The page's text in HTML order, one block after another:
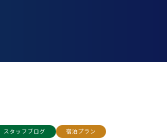
スタッフブログ 宿泊プラン